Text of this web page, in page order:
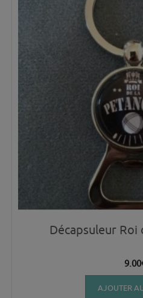
Décapsuleur Roi
9.00
AJOUTER